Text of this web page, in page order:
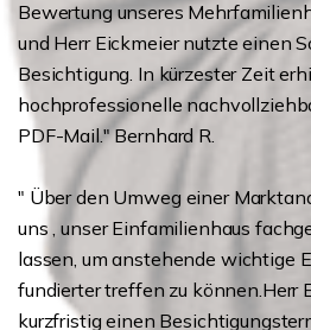
Bewertung unseres
und Herr Eickmeier nutzte einen
Besichtigung. In kürzester Zeit
hochprofessionelle
PDF-Mail." Bernhard R.
" Über den Umweg einer
uns , unser Einfamilienhaus
lassen, um anstehende wichtige
fundierter treffen zu können.Herr
kurzfristig einen